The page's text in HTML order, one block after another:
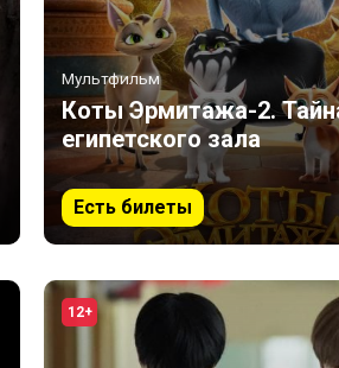
Мультфильм
Коты Эрмитажа-2.
египетского зала
Есть билеты
12+